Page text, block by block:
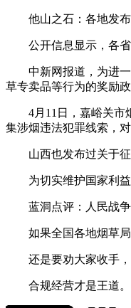
他山之石：各地发
公开信息显示，各
中新网报道，为进
草专卖品等行为的奖励
4月11日，嘉峪关
集涉烟违法犯罪线索，
山西也发布过关于
为切实维护国家利
蓝洞点评：人民战
如果全国各地烟草
还是要劝大家收手
合规经营才是王道。